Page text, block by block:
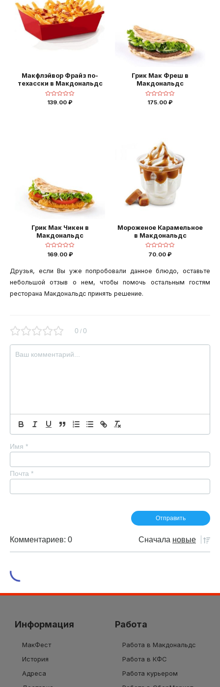
Макфлэйвор Фрайз по-
техасски в Макдональдс
Оценка
139.00 ₽
Грик Мак Фреш в
Макдональдс
Оценка
175.00 ₽
Грик Мак Чикен в
Макдональдс
Оценка
169.00 ₽
Мороженое Карамельное
в Макдональдс
Оценка
70.00 ₽
Друзья, если Вы уже попробовали данное блюдо, оставьте
небольшой отзыв о нем, чтобы помочь остальным гостям
ресторана Макдональдс принять решение.
0 / 0
Имя *
Почта *
Комментариев: 0 Сначала новые
Информация
МакФест
История
Адреса
Работа
Работа в Макдональдс
Работа в КФС
Работа курьером